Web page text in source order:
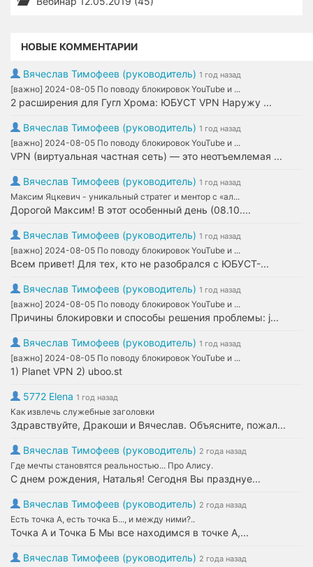
НОВЫЕ КОММЕНТАРИИ
Вячеслав Тимофеев (руководитель) 1 год назад
[важно] 2024-08-05 По поводу блокировок YouTube и ...
2 расширения для Гугл Хрома: ЮБУСТ VPN Наружу ...
Вячеслав Тимофеев (руководитель) 1 год назад
[важно] 2024-08-05 По поводу блокировок YouTube и ...
VPN (виртуальная частная сеть) — это неотъемлемая ...
Вячеслав Тимофеев (руководитель) 1 год назад
Максим Яцкевич - уникальный стратег и ментор с «ал...
Дорогой Максим! В этот особенный день (08.10....
Вячеслав Тимофеев (руководитель) 1 год назад
[важно] 2024-08-05 По поводу блокировок YouTube и ...
Всем привет! Для тех, кто не разобрался с ЮБУСТ-...
Вячеслав Тимофеев (руководитель) 1 год назад
[важно] 2024-08-05 По поводу блокировок YouTube и ...
Причины блокировки и способы решения проблемы: j...
Вячеслав Тимофеев (руководитель) 1 год назад
[важно] 2024-08-05 По поводу блокировок YouTube и ...
1) Planet VPN 2) uboo.st
5772 Elena 1 год назад
Как извлечь служебные заголовки
Здравствуйте, Дракоши и Вячеслав. Объясните, пожал...
Вячеслав Тимофеев (руководитель) 2 года назад
Где мечты становятся реальностью... Про Алису.
С днем рождения, Наталья! Сегодня Вы празднуе...
Вячеслав Тимофеев (руководитель) 2 года назад
Есть точка А, есть точка Б..., и между ними?..
Точка А и Точка Б Мы все находимся в точке А,...
Вячеслав Тимофеев (руководитель) 2 года назад